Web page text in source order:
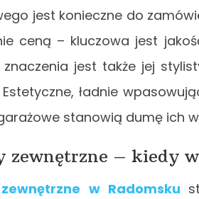
jest konieczne do
ceną – kluczowa jest
znaczenia jest także jej
Estetyczne, ładnie
stanowią dumę ich
zewnętrzne – kiedy
w Radomsku